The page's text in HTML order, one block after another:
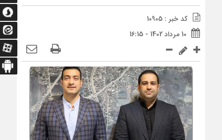
کد خبر : 10905
10 مرداد 1402 - 16:15